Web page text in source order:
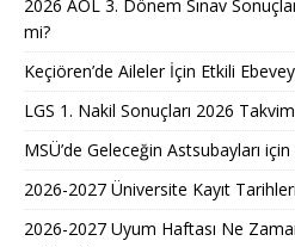
2026 AÖL 3. Dönem Sınav
mi?
Keçiören’de Aileler İçin Etkili
LGS 1. Nakil Sonuçları 2026
MSÜ’de Geleceğin Astsubayları
2026-2027 Üniversite Kayıt
2026-2027 Uyum Haftası Ne